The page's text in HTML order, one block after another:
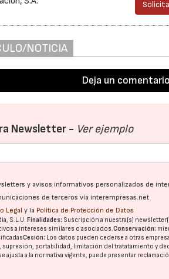
NOTICIA
Deja un comentario
Newsletter - Ver ejemplo
y avisos informativos personalizados de
de terceros vía interempresas.net
Legal y la Política de Protección de Datos
S.L.U.Finalidades: Suscripción a nuestra(s)
a intereses similares o asociados.Conservación:
Cesión: Los datos pueden cederse a otras
portabilidad, limitación del tratatamiento y
ajusta a la normativa vigente, puede presentar